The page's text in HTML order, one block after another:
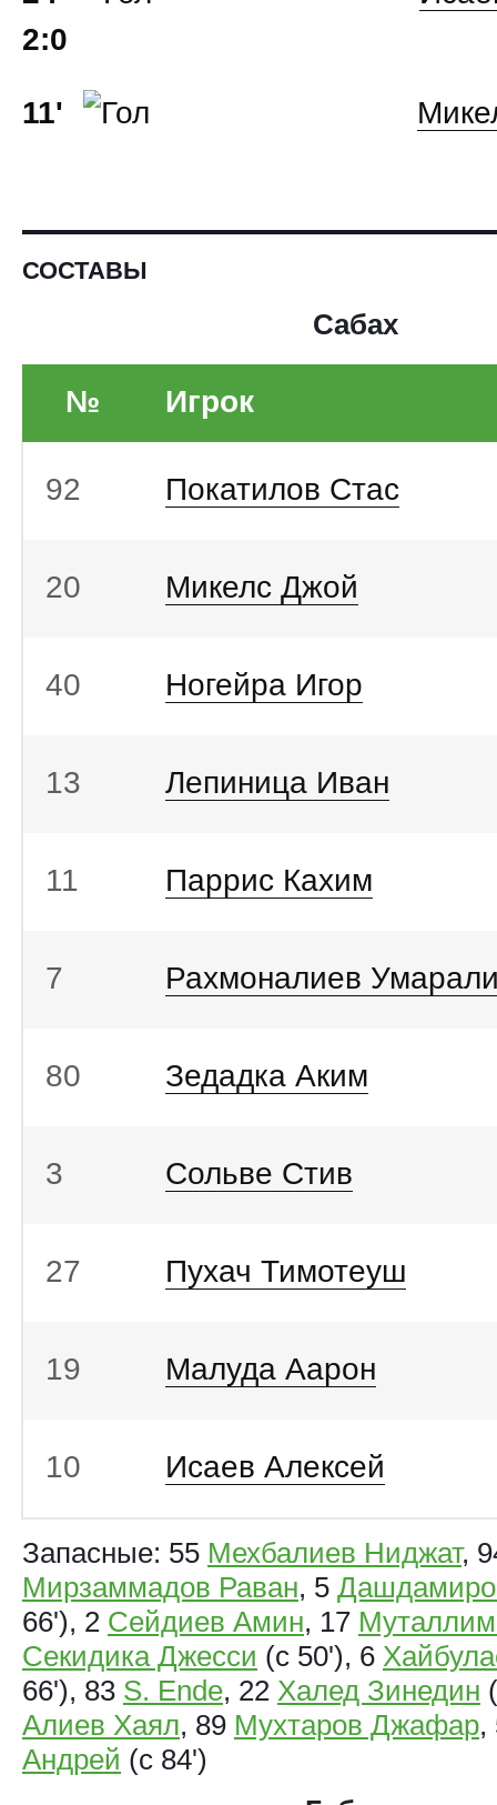
2:0
11'
СОСТАВЫ
Сабах
№ Игрок
92 Покатилов Стас
20 Микелс Джой
40 Ногейра Игор
13 Лепиница Иван
11 Паррис Кахим
7 Рахмоналиев
80 Зедадка Аким
3 Сольве Стив
27 Пухач Тимотеуш
19 Малуда Аарон
10 Исаев Алексей
Запасные: 55 Мехбалиев Ниджат,
Мирзаммадов Раван, 5
66'), 2 Сейдиев Амин, 17
Секидика Джесси (с 50'), 6
66'), 83 S. Ende, 22 Халед Зинедин
Алиев Хаял, 89 Мухтаров Джафар,
Андрей (с 84')